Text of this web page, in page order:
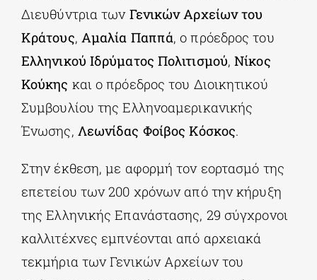
Διευθύντρια των Γενικών Αρχείων του
Κράτους, Αμαλία Παππά, ο πρόεδρος του
Ελληνικού Ιδρύματος Πολιτισμού,Νίκος
Κούκης και ο πρόεδρος του Διοικητικού
Συμβουλίου της Ελληνοαμερικανικής
Ένωσης, Λεωνίδας Φοίβος Κόσκος.
Στην έκθεση, με αφορμή τον εορτασμό της
επετείου των 200 χρόνων από την κήρυξη
της Ελληνικής Επανάστασης, 29 σύγχρονοι
καλλιτέχνες εμπνέονται από αρχειακά
τεκμήρια των Γενικών Αρχείων του